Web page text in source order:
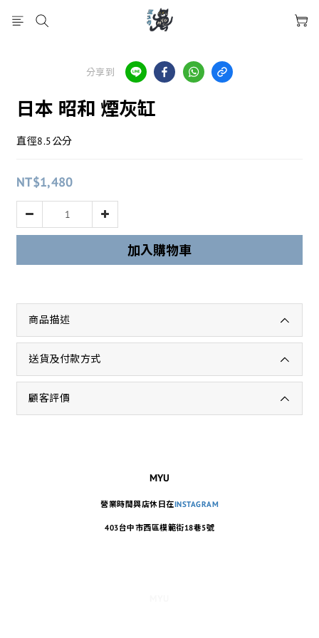
分享到
日本 昭和 煙灰缸
直徑8.5公分
NT$1,480
加入購物車
商品描述
送貨及付款方式
顧客評價
MYU
營業時間與店休日在INSTAGRAM
403台中市西區模範街18巷5號